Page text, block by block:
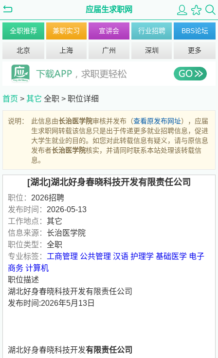
应届生求职网
全职推荐 兼职实习 宣讲会 行业招聘 BBS论坛
北京 上海 广州 深圳 更多
首页 > 其它 全职 > 职位详细
说明： 此信息由长治医学院审核并发布（查看原发布网址），应届
生求职网转载该信息只是出于传递更多就业招聘信息，促进
大学生就业的目的。如您对此转载信息有疑义，请与原信息
发布者长治医学院核实，并请同时联系本站处理该转载信
息。
[湖北]湖北好身春晓科技开发有限责任公司
职位： 2026招聘
发布时间： 2026-05-13
工作地点： 其它
信息来源： 长治医学院
职位类型： 全职
专业标签： 工商管理 公共管理 汉语 护理学 基础医学 电子
商务 计算机
职位描述
湖北好身春晓科技开发有限责任公司
发布时间:2026年5月13日
湖北好身春晓科技开发有限责任公司